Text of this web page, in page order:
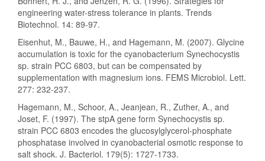
engineering water-stress tolerance in plants. Trends
Biotechnol. 14: 89-97.
Eisenhut, M., Bauwe, H., and Hagemann, M. (2007). Glycine
accumulation is toxic for the cyanobacterium Synechocystis
sp. strain PCC 6803, but can be compensated by
supplementation with magnesium ions. FEMS Microbiol. Lett.
277: 232-237.
Hagemann, M., Schoor, A., Jeanjean, R., Zuther, A., and
Joset, F. (1997). The stpA gene form Synechocystis sp.
strain PCC 6803 encodes the glucosylglycerol-phosphate
phosphatase involved in cyanobacterial osmotic response to
salt shock. J. Bacteriol. 179(5): 1727-1733.